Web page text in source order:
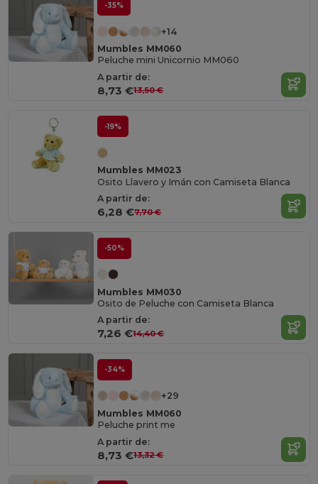
-35%
+14
Mumbles MM060
Peluche mini Unicornio MM060
A partir de:
8,73 €13,50 €
-19%
Mumbles MM023
Osito Llavero y Imán con Camiseta Blanca
A partir de:
6,28 €7,70 €
-50%
Mumbles MM030
Osito de Peluche con Camiseta Blanca
A partir de:
7,26 €14,40 €
-34%
+29
Mumbles MM060
Peluche print me
A partir de:
8,73 €13,32 €